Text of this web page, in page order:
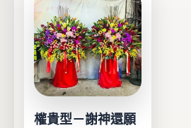
權貴型－謝神還願